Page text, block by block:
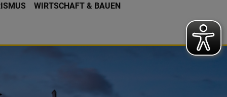
WIRTSCHAFT & BAUEN